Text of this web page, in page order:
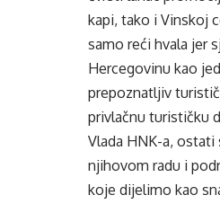
kapi, tako i Vinskoj
samo reći hvala jer
Hercegovinu kao
prepoznatljiv
privlačnu turističku
Vlada HNK-a, ostati
njihovom radu i
koje dijelimo kao